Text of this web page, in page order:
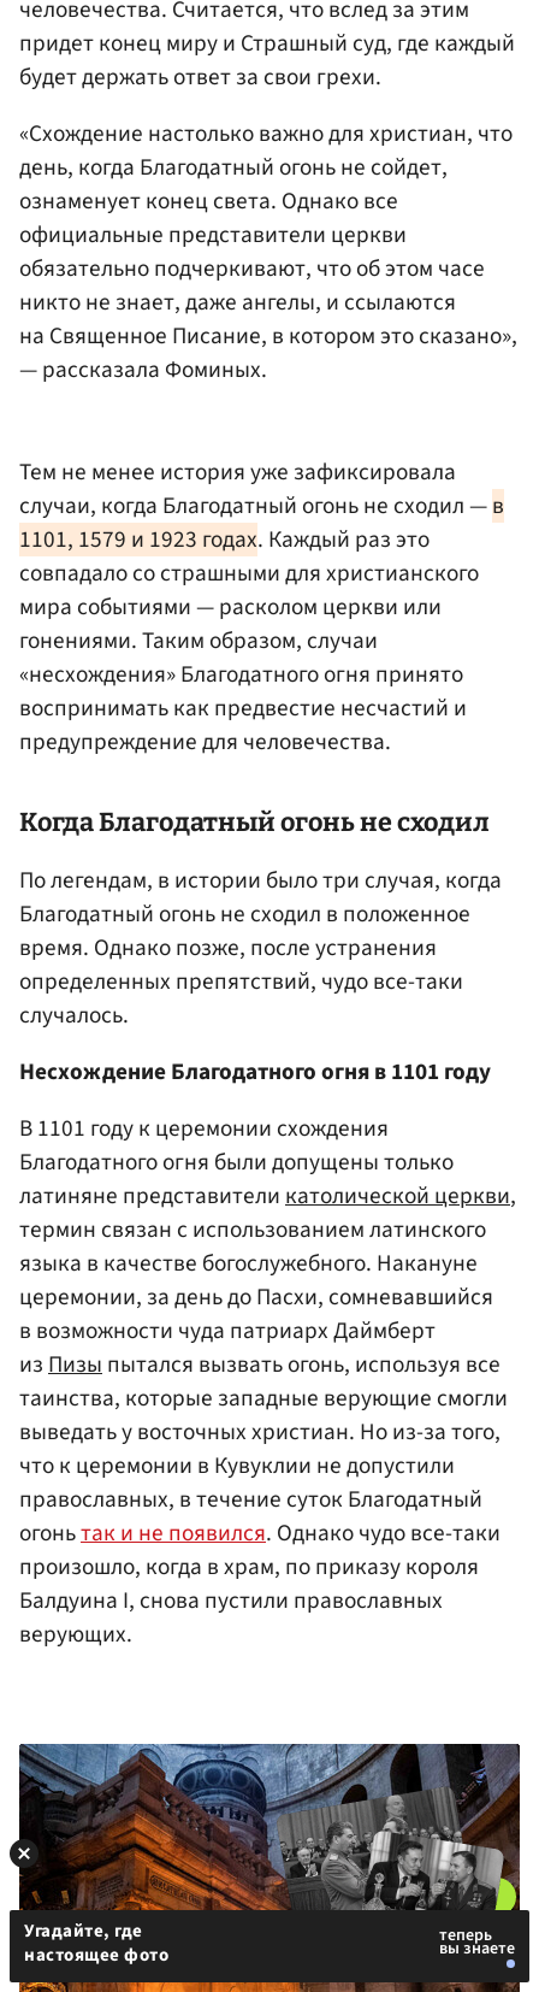
человечества. Считается, что вслед за этим
придет конец миру и Страшный суд, где каждый
будет держать ответ за свои грехи.
«Схождение настолько важно для христиан, что
день, когда Благодатный огонь не сойдет,
ознаменует конец света. Однако все
официальные представители церкви
обязательно подчеркивают, что об этом часе
никто не знает, даже ангелы, и ссылаются
на Священное Писание, в котором это сказано»,
— рассказала Фоминых.
Тем не менее история уже зафиксировала
случаи, когда Благодатный огонь не сходил —в
1101, 1579 и 1923 годах. Каждый раз это
совпадало со страшными для христианского
мира событиями — расколом церкви или
гонениями. Таким образом, случаи
«несхождения» Благодатного огня принято
воспринимать как предвестие несчастий и
предупреждение для человечества.
Когда Благодатный огонь не сходил
По легендам, в истории было три случая, когда
Благодатный огонь не сходил в положенное
время. Однако позже, после устранения
определенных препятствий, чудо все-таки
случалось.
Несхождение Благодатного огня в 1101 году
В 1101 году к церемонии схождения
Благодатного огня были допущены только
латиняне представителикатолической церкви,
термин связан с использованием латинского
языка в качестве богослужебного. Накануне
церемонии, за день до Пасхи, сомневавшийся
в возможности чуда патриарх Даймберт
изПизыпытался вызвать огонь, используя все
таинства, которые западные верующие смогли
выведать у восточных христиан. Но из-за того,
что к церемонии в Кувуклии не допустили
православных, в течение суток Благодатный
огоньтак и не появился. Однако чудо все-таки
произошло, когда в храм, по приказу короля
Балдуина I, снова пустили православных
верующих.
Угадайте, где
настоящее фото